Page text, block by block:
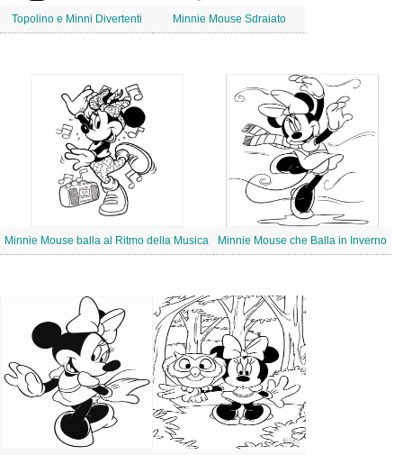
Topolino e Minni Divertenti Minnie Mouse Sdraiato
Minnie Mouse balla al Ritmo della Musica Minnie Mouse che Balla in Inverno